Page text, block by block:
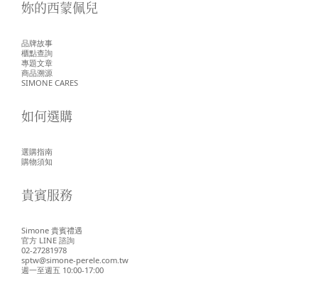
妳的西蒙佩兒
品牌故事
櫃點查詢
專題文章
商品溯源
SIMONE CARES
如何選購
選購指南
購物須知
貴賓服務
Simone 貴賓禮遇
官方 LINE 諮詢
02-27281978
sptw@simone-perele.com.tw
週一至週五 10:00-17:00